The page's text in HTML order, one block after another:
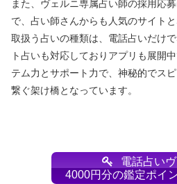
また、ヴェルニ専属占い師の採用応
で、占い師さんからも人気のサイトと
取扱う占いの種類は、電話占いだけ
ト占いも対応しておりアプリも展開
テム力とサポート力で、神秘的でス
繋ぐ架け橋となっています。
電話占い
4000円分の鑑定ポイ